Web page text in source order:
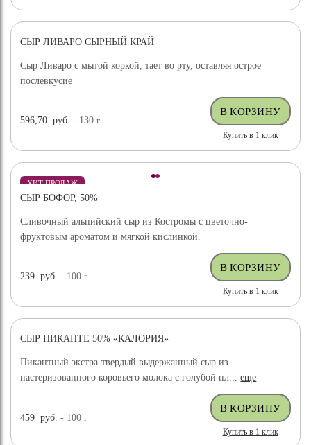
СЫР ЛИВАРО СЫРНЫЙ КРАЙ
Сыр Ливаро с мытой коркой, тает во рту, оставляя острое
послевкусие
596,70 руб. - 130г
Купить в 1 клик
ХИТ ПРОДАЖ
СЫР БОФОР, 50%
Сливочный альпийский сыр из Костромы с цветочно-
фруктовым ароматом и мягкой кислинкой.
239 руб. - 100г
Купить в 1 клик
СЫР ПИКАНТЕ 50% «КАЛОРИЯ»
Пикантный экстра-твердый выдержанный сыр из
пастеризованного коровьего молока с голубой пл...еще
459 руб. - 100г
Купить в 1 клик